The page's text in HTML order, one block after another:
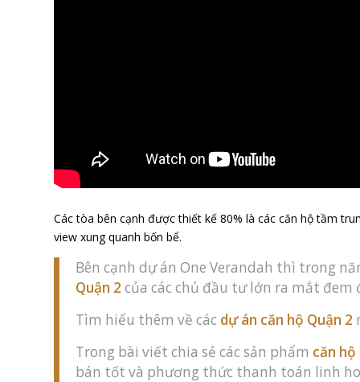
Các tòa bên cạnh được thiết kế 80% là các căn hộ tầm
view xung quanh bốn bể.
Bên cạnh dự án One Verandah thì trong
Quận 2 của các chủ đầu tư lớn ra mắt đem
Tìm hiểu thêm về các dự án căn hộ Quận 2
Trong bài viết chia sẻ các sản phẩm căn hộ
bán tốt và phương thức thanh toán linh